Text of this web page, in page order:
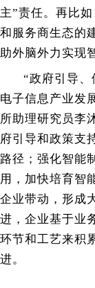
主”责任。再比
和服务商生态的
助外脑外力实现
“政府引导、
电子信息产业发
所助理研究员李
府引导和政策支
路径；强化智能
用，加快培育智
企业带动，形成
进，企业基于业
环节和工艺来积
进。